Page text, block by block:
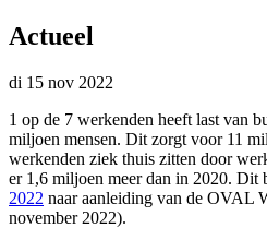
Actueel
di 15 nov 2022
1 op de 7 werkenden heeft last van
miljoen mensen. Dit zorgt voor 11
werkenden ziek thuis zitten door
er 1,6 miljoen meer dan in 2020. Dit
2022 naar aanleiding van de OVAL
november 2022).